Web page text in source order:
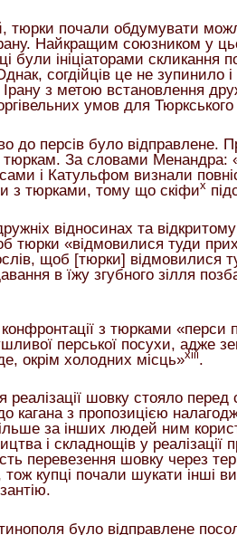
тюрки почали обдумувати
Найкращим союзником у
були ініціаторами скликання
согдійців це не зупинило
з метою встановлення
умов для Тюркського
до персів було відправлене.
тюркам. За словами Менандра:
і Катульфом визнали
з тюрками, тому що скіфиx
відносинах та
тюрки «відмовилися туди
щоб [тюрки] відмовилися
в їжу згубного зілля
з тюрками
перської посухи, адже
окрім холодних місць»xiii.
шовку стояло перед
кагана з пропозицією
за інших людей ним
і складнощів у
перевезення шовку через
купці почали шукати інші
було відправлене